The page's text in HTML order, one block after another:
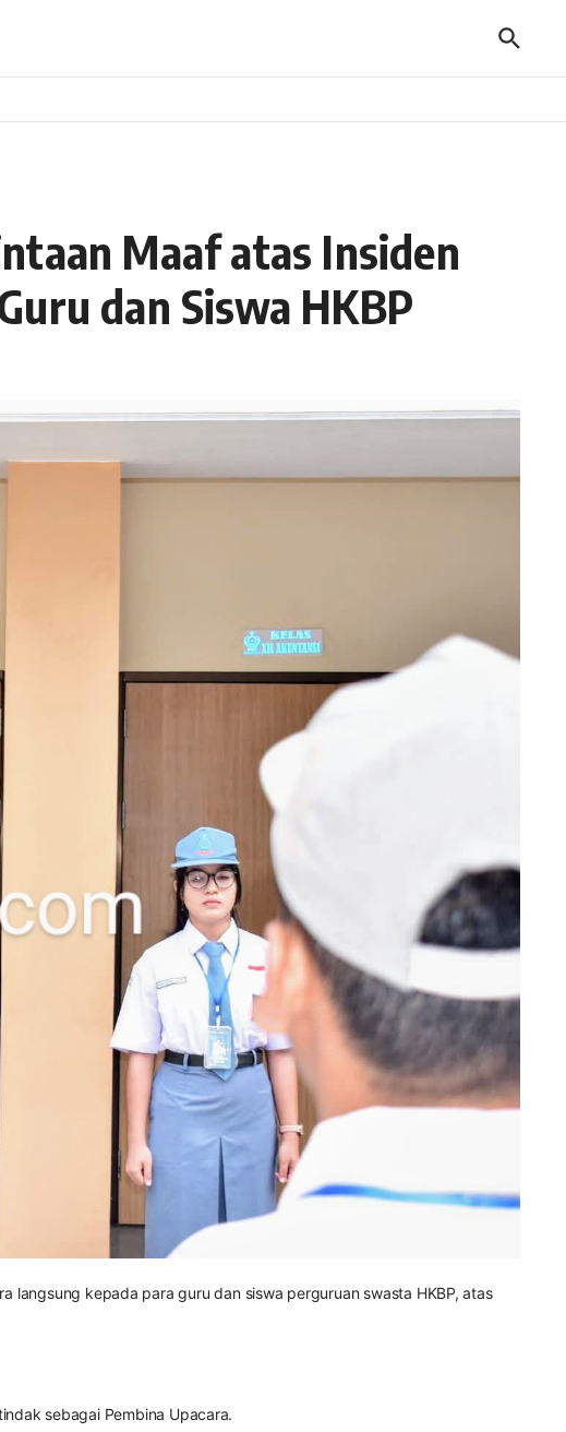
Maaf atas Insiden
dan Siswa HKBP
langsung kepada para guru dan siswa perguruan swasta HKBP, atas
sebagai Pembina Upacara.